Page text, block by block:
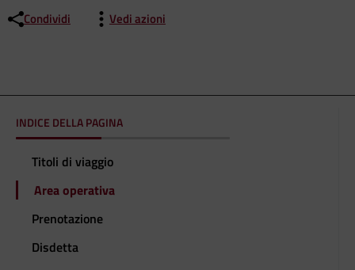
Condividi Vedi azioni
INDICE DELLA PAGINA
Titoli di viaggio
Area operativa
Prenotazione
Disdetta